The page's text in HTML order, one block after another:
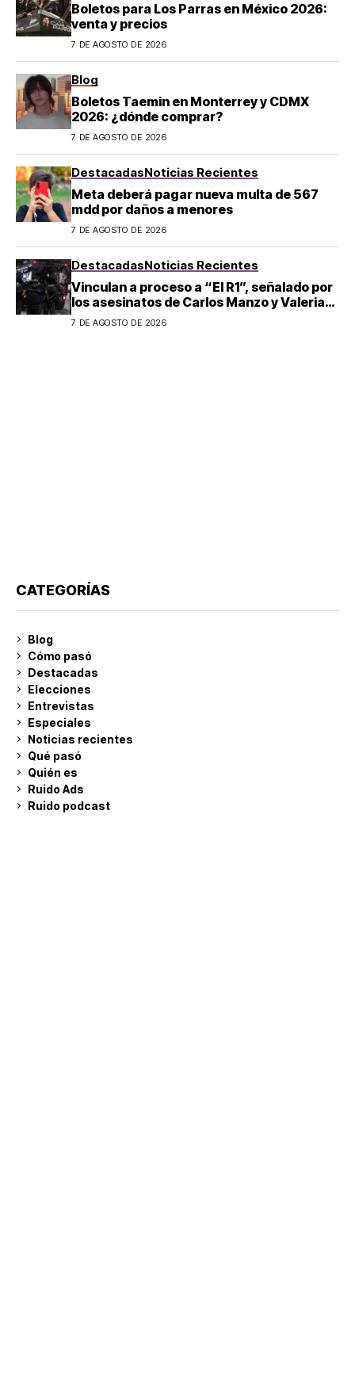
Boletos para Los Parras en México 2026:
venta y precios
7 DE AGOSTO DE 2026
Blog
Boletos Taemin en Monterrey y CDMX
2026: ¿dónde comprar?
7 DE AGOSTO DE 2026
DestacadasNoticias Recientes
Meta deberá pagar nueva multa de 567
mdd por daños a menores
7 DE AGOSTO DE 2026
DestacadasNoticias Recientes
Vinculan a proceso a “El R1”, señalado por
los asesinatos de Carlos Manzo y Valeria
Márquez
7 DE AGOSTO DE 2026
CATEGORÍAS
Blog
Cómo pasó
Destacadas
Elecciones
Entrevistas
Especiales
Noticias recientes
Qué pasó
Quién es
Ruido Ads
Ruido podcast